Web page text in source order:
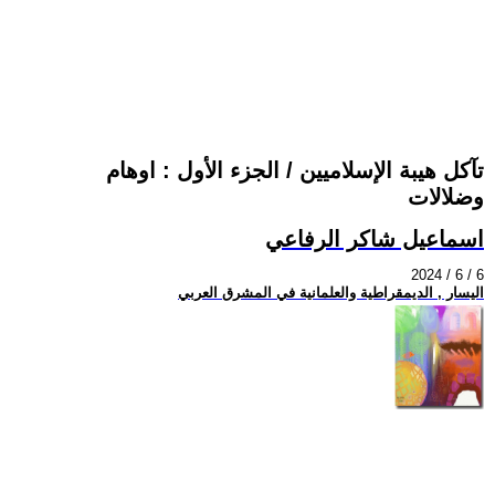
تآكل هيبة الإسلاميين / الجزء الأول : اوهام
وضلالات
اسماعيل شاكر الرفاعي
2024 / 6 / 6
اليسار , الديمقراطية والعلمانية في المشرق العربي